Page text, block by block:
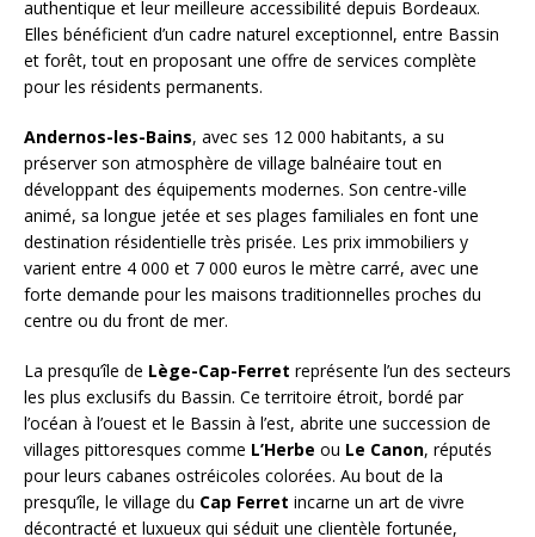
authentique et leur meilleure accessibilité depuis Bordeaux.
Elles bénéficient d’un cadre naturel exceptionnel, entre Bassin
et forêt, tout en proposant une offre de services complète
pour les résidents permanents.
Andernos-les-Bains, avec ses 12 000 habitants, a su
préserver son atmosphère de village balnéaire tout en
développant des équipements modernes. Son centre-ville
animé, sa longue jetée et ses plages familiales en font une
destination résidentielle très prisée. Les prix immobiliers y
varient entre 4 000 et 7 000 euros le mètre carré, avec une
forte demande pour les maisons traditionnelles proches du
centre ou du front de mer.
La presqu’île de Lège-Cap-Ferret représente l’un des secteurs
les plus exclusifs du Bassin. Ce territoire étroit, bordé par
l’océan à l’ouest et le Bassin à l’est, abrite une succession de
villages pittoresques comme L’Herbe ou Le Canon, réputés
pour leurs cabanes ostréicoles colorées. Au bout de la
presqu’île, le village du Cap Ferret incarne un art de vivre
décontracté et luxueux qui séduit une clientèle fortunée,